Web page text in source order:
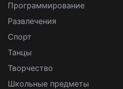
Программирование
Развлечения
Спорт
Танцы
Творчество
Школьные предметы